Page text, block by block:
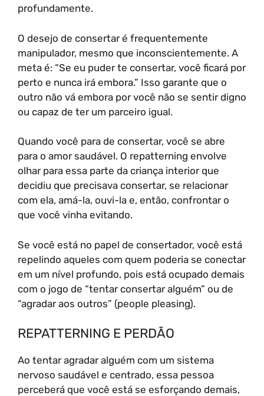
profundamente.
O desejo de consertar é frequentemente
manipulador, mesmo que inconscientemente. A
meta é: “Se eu puder te consertar, você ficará por
perto e nunca irá embora.” Isso garante que o
outro não vá embora por você não se sentir digno
ou capaz de ter um parceiro igual.
Quando você para de consertar, você se abre
para o amor saudável. O repatterning envolve
olhar para essa parte da criança interior que
decidiu que precisava consertar, se relacionar
com ela, amá-la, ouvi-la e, então, confrontar o
que você vinha evitando.
Se você está no papel de consertador, você está
repelindo aqueles com quem poderia se conectar
em um nível profundo, pois está ocupado demais
com o jogo de “tentar consertar alguém” ou de
“agradar aos outros” (people pleasing).
REPATTERNING E PERDÃO
Ao tentar agradar alguém com um sistema
nervoso saudável e centrado, essa pessoa
perceberá que você está se esforçando demais,